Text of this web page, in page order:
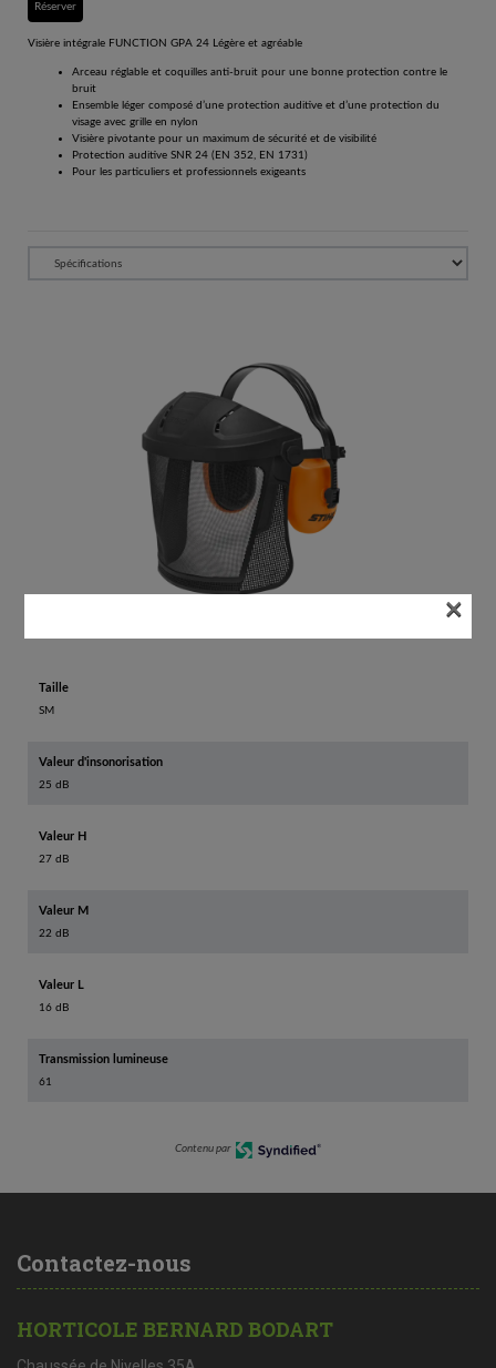
Réserver
Visière intégrale FUNCTION GPA 24 Légère et agréable
Arceau réglable et coquilles anti-bruit pour une bonne protection contre le
bruit
Ensemble léger composé d’une protection auditive et d’une protection du
visage avec grille en nylon
Visière pivotante pour un maximum de sécurité et de visibilité
Protection auditive SNR 24 (EN 352, EN 1731)
Pour les particuliers et professionnels exigeants
Taille
SM
Valeur d'insonorisation
25 dB
Valeur H
27 dB
Valeur M
22 dB
Valeur L
16 dB
Transmission lumineuse
61
Contenu par
Contactez-nous
HORTICOLE BERNARD BODART
×